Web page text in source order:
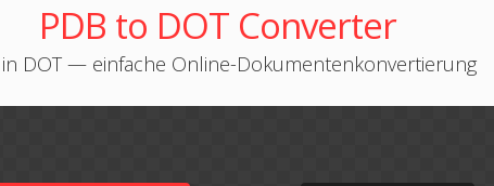
PDB to DOT Converter
in DOT — einfache Online-Dokumentenkonvertierung